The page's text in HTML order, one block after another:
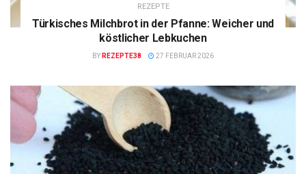
REZEPTE
Türkisches Milchbrot in der Pfanne: Weicher und
köstlicher Lebkuchen
BY REZEPTE38 27 FEBRUAR 2026